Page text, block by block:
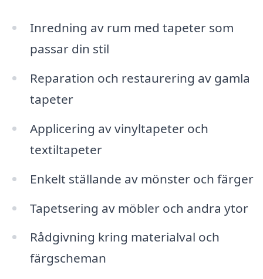
Inredning av rum med tapeter som
passar din stil
Reparation och restaurering av gamla
tapeter
Applicering av vinyltapeter och
textiltapeter
Enkelt ställande av mönster och färger
Tapetsering av möbler och andra ytor
Rådgivning kring materialval och
färgscheman